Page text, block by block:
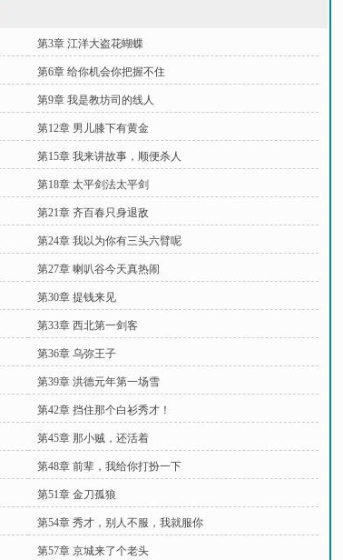
第3章 江洋大盗花蝴蝶
第6章 给你机会你把握不住
第9章 我是教坊司的线人
第12章 男儿膝下有黄金
第15章 我来讲故事，顺便杀人
第18章 太平剑法太平剑
第21章 齐百春只身退敌
第24章 我以为你有三头六臂呢
第27章 喇叭谷今天真热闹
第30章 提钱来见
第33章 西北第一剑客
第36章 乌弥王子
第39章 洪德元年第一场雪
第42章 挡住那个白衫秀才！
第45章 那小贼，还活着
第48章 前辈，我给你打扮一下
第51章 金刀孤狼
第54章 秀才，别人不服，我就服你
第57章 京城来了个老头